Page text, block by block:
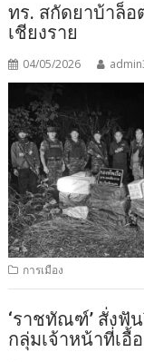
ทร. สกัดยาบ้าล็
เชียงราย
04/05/2026
การเมือง
‘ราชทัณฑ์’ สั่งฟั
กลุ่มเจ้าหน้าที่เอื้